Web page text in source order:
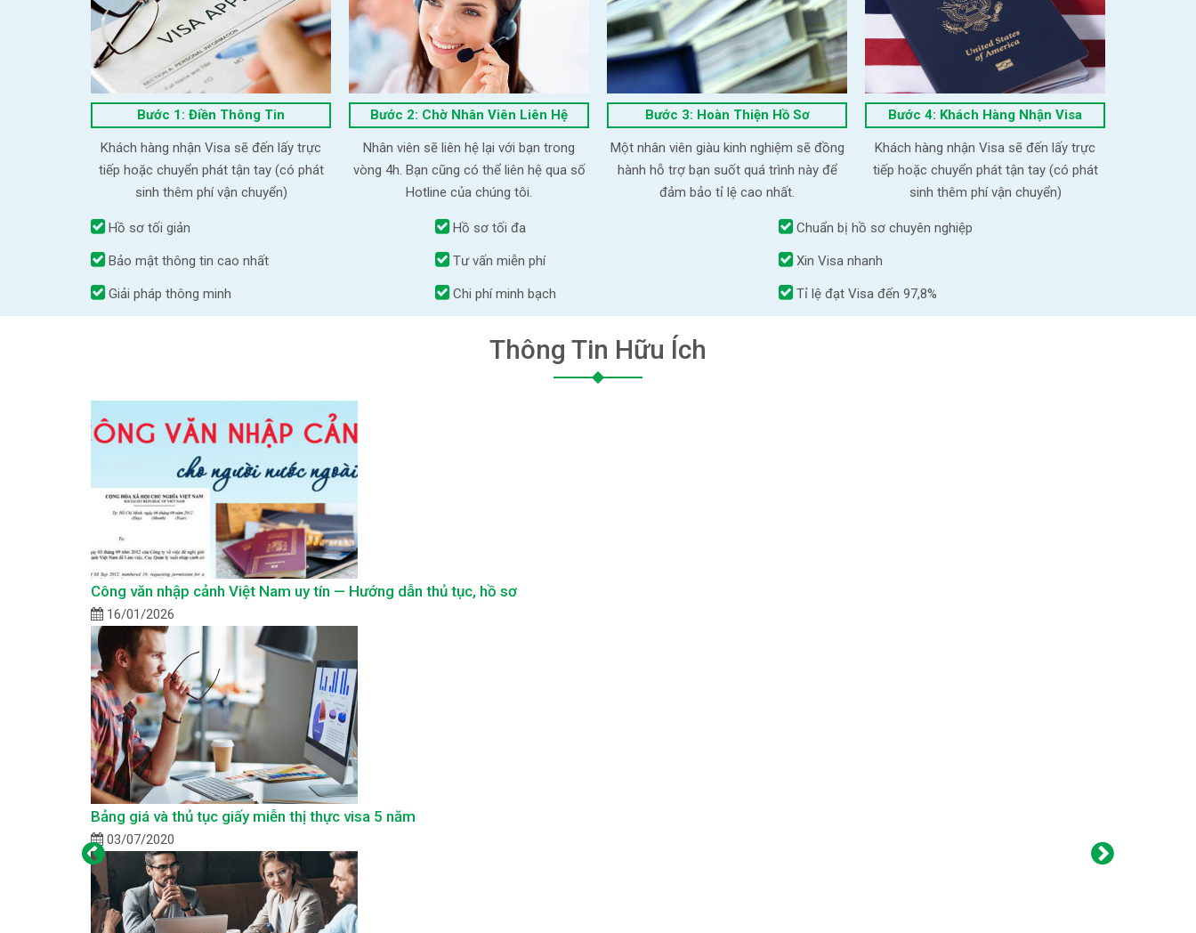
Bước 1: Điền Thông Tin
Khách hàng nhận Visa sẽ đến lấy trực
tiếp hoặc chuyển phát tận tay (có phát
sinh thêm phí vận chuyển)
Bước 2: Chờ Nhân Viên Liên Hệ
Nhân viên sẽ liên hệ lại với bạn trong
vòng 4h. Bạn cũng có thể liên hệ qua số
Hotline của chúng tôi.
Bước 3: Hoàn Thiện Hồ Sơ
Một nhân viên giàu kinh nghiệm sẽ đồng
hành hỗ trợ bạn suốt quá trình này để
đảm bảo tỉ lệ cao nhất.
Bước 4: Khách Hàng Nhận Visa
Khách hàng nhận Visa sẽ đến lấy trực
tiếp hoặc chuyển phát tận tay (có phát
sinh thêm phí vận chuyển)
Hồ sơ tối giản
Bảo mật thông tin cao nhất
Giải pháp thông minh
Hồ sơ tối đa
Tư vấn miễn phí
Chi phí minh bạch
Chuẩn bị hồ sơ chuyên nghiệp
Xin Visa nhanh
Tỉ lệ đạt Visa đến 97,8%
Thông Tin Hữu Ích
Công văn nhập cảnh Việt Nam uy tín — Hướng dẫn thủ tục, hồ sơ
16/01/2026
Bảng giá và thủ tục giấy miễn thị thực visa 5 năm
03/07/2020